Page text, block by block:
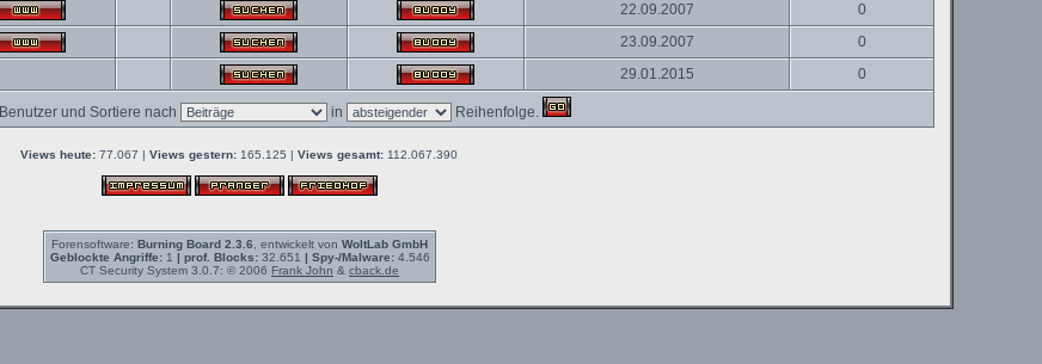
22.09.2007
0
23.09.2007
0
29.01.2015 0
Benutzer und Sortiere nach in Reihenfolge.
Views heute: 77.067 | Views gestern: 165.125 | Views gesamt: 112.067.390
Forensoftware: Burning Board 2.3.6 , entwickelt von WoltLab GmbH
Geblockte Angriffe:1 | prof. Blocks:32.651 | Spy-/Malware:4.546
CT Security System 3.0.7: © 2006 Frank John & cback.de